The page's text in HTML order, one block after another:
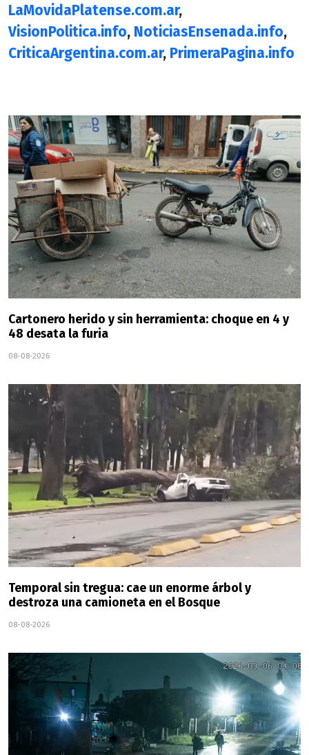
LaMovidaPlatense.com.ar,
VisionPolitica.info, NoticiasEnsenada.info,
CriticaArgentina.com.ar, PrimeraPagina.info
Cartonero herido y sin herramienta: choque en 4 y
48 desata la furia
08-08-2026
Temporal sin tregua: cae un enorme árbol y
destroza una camioneta en el Bosque
08-08-2026